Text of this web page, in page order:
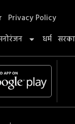
Privacy Policy
धर्म